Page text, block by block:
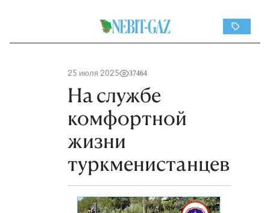
25 июля 2025 37464
На службе
комфортной
жизни
туркменистанцев